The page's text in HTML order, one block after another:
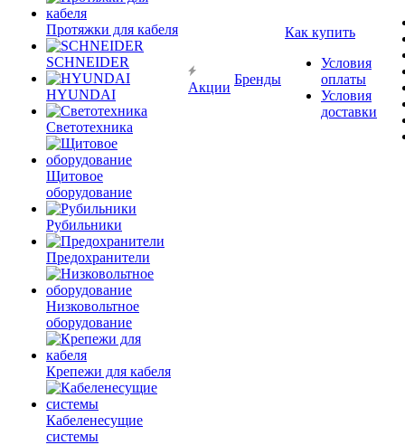
Протяжки для кабеля
SCHNEIDER
HYUNDAI
Светотехника
Щитовое
оборудование
Рубильники
Предохранители
Низковольтное
оборудование
Крепежи для кабеля
Кабеленесущие
системы
Акции
Бренды
Как купить
Условия
оплаты
Условия
доставки